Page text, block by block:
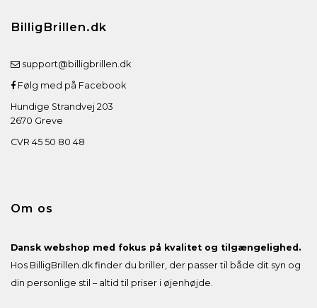
BilligBrillen.dk
support@billigbrillen.dk
Følg med på Facebook
Hundige Strandvej 203
2670 Greve
CVR 45 50 80 48
Om os
Dansk webshop med fokus på kvalitet og tilgængelighed.
Hos BilligBrillen.dk finder du briller, der passer til både dit syn og
din personlige stil – altid til priser i øjenhøjde.